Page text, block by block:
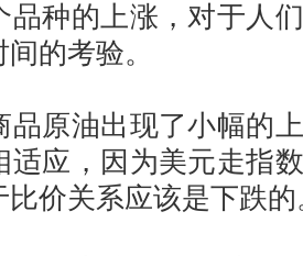
品种的上涨，对于人
的考验。
原油出现了小幅的上
适应，因为美元走指
价关系应该是下跌的